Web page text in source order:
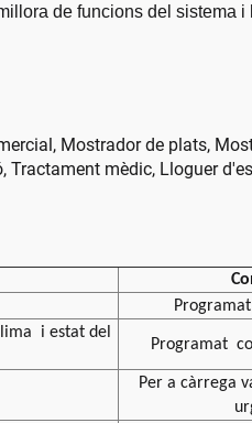
de funcions del sistema i
Mostrador de plats,
mèdic, Lloguer
Programat
i estat del
Programat
Per a càrrega